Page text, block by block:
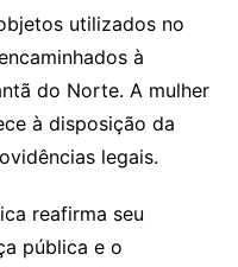
utilizados no
à
do Norte. A mulher
à disposição da
legais.
reafirma seu
pública e o